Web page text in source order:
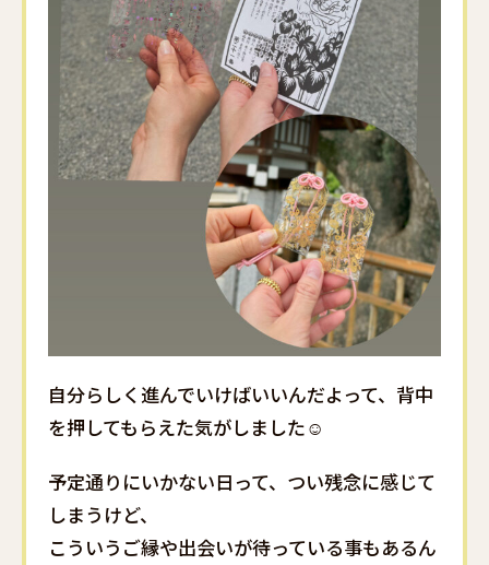
自分らしく進んでいけばいいんだよって、背中
を押してもらえた気がしました☺️
予定通りにいかない日って、つい残念に感じて
しまうけど、
こういうご縁や出会いが待っている事もあるん